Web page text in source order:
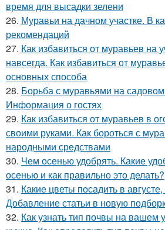
время для высадки зелени
26. Муравьи на дачном участке. В
рекомендаций
27. Как избавиться от муравьев на
навсегда. Как избавиться от
основных способа
28. Борьба с муравьями на садовом
Информация о гостях
29. Как избавиться от муравьев в
своими руками. Как бороться с
народными средствами
30. Чем осенью удобрять. Какие
осенью и как правильно это делать?
31. Какие цветы посадить в
Добавление статьи в новую
32. Как узнать тип почвы на вашем